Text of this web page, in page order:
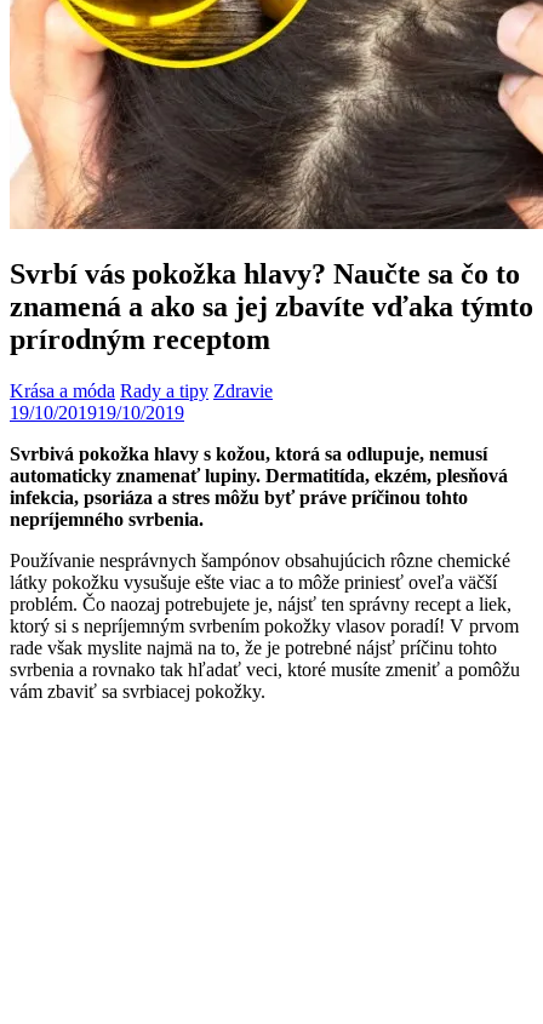
Svrbí vás pokožka hlavy? Naučte sa čo to
znamená a ako sa jej zbavíte vďaka týmto
prírodným receptom
Krása a móda Rady a tipy Zdravie
19/10/201919/10/2019
Svrbivá pokožka hlavy s kožou, ktorá sa odlupuje, nemusí
automaticky znamenať lupiny. Dermatitída, ekzém, plesňová
infekcia, psoriáza a stres môžu byť práve príčinou tohto
nepríjemného svrbenia.
Používanie nesprávnych šampónov obsahujúcich rôzne chemické
látky pokožku vysušuje ešte viac a to môže priniesť oveľa väčší
problém. Čo naozaj potrebujete je, nájsť ten správny recept a liek,
ktorý si s nepríjemným svrbením pokožky vlasov poradí! V prvom
rade však myslite najmä na to, že je potrebné nájsť príčinu tohto
svrbenia a rovnako tak hľadať veci, ktoré musíte zmeniť a pomôžu
vám zbaviť sa svrbiacej pokožky.